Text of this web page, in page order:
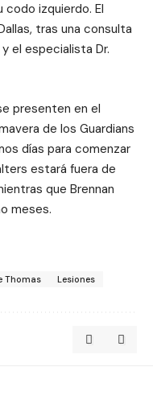
izquierdo. El
tras una consulta
el especialista Dr.
presenten en el
de los Guardians
días para comenzar
estará fuera de
que Brennan
meses.
Thomas Lesiones